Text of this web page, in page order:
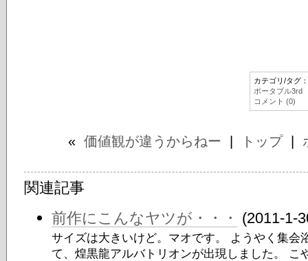
カテゴリ/タグ：
ポータブル3rd
コメント (0)
« 価値観が違うからねー トップ|
関連記事
前作にこんなヤツが・・・
(2011-1-
サイズは大きいけど。マオです。 ようやく集会
て、煌黒龍アルバトリオンが出現しました。 こ